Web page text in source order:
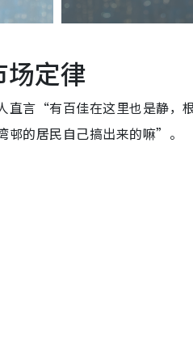
定律
直言“有百佳在这里也是静，
的居民自己搞出来的嘛”。